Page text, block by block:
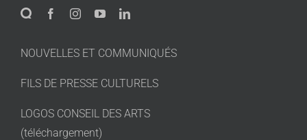
NOUVELLES ET COMMUNIQUÉS
FILS DE PRESSE CULTURELS
LOGOS CONSEIL DES ARTS
(téléchargement)